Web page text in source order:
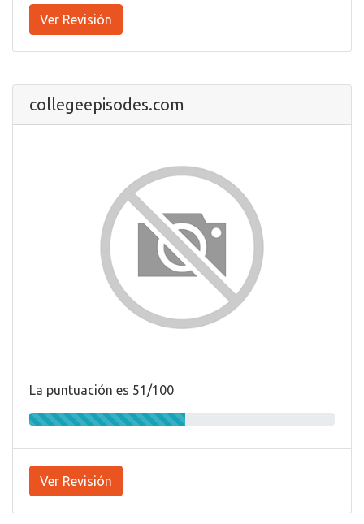
Ver Revisión
collegeepisodes.com
La puntuación es 51/100
Ver Revisión